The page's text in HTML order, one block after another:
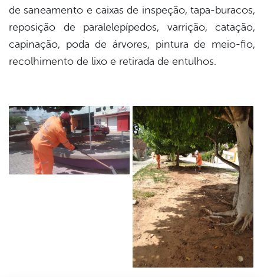
de saneamento e caixas de inspeção, tapa-buracos,
reposição de paralelepípedos, varrição, catação,
capinação, poda de árvores, pintura de meio-fio,
recolhimento de lixo e retirada de entulhos.